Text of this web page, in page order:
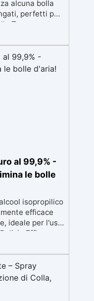
alcuna bolla
perfetti per
Trasparente,
per colate da
le bolle d'aria
con
permettendo
BPA Free,
al 99,9% -
le bolle
isopropilico
efficace
ideale per l'uso
Efficace:
e residui da
tracce,
superfici e
Spruzzato
le bolle d'aria e
come celle e